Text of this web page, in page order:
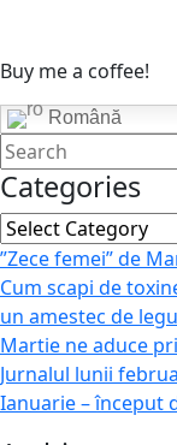
Buy me a coffee!
Română
Categories
Categories
”Zece femei” de
Cum scapi de
un amestec de
Martie ne aduce
Jurnalul lunii
Ianuarie – început